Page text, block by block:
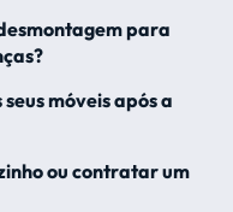
para
móveis após a
ou contratar um